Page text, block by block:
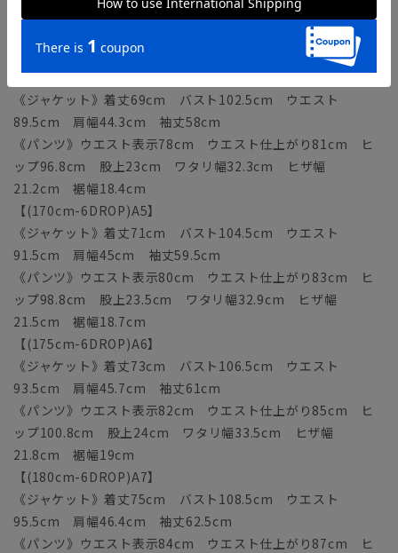
《パンツ》ウエスト表示76cm ウエスト仕上がり79cm ヒ
ップ94.8cm 股上22.5cm ワタリ幅31.7cm ヒザ幅
20.9cm 裾幅18.1cm
【(165cm-6DROP)A4】
《ジャケット》着丈69cm バスト102.5cm ウエスト
89.5cm 肩幅44.3cm 袖丈58cm
《パンツ》ウエスト表示78cm ウエスト仕上がり81cm ヒ
ップ96.8cm 股上23cm ワタリ幅32.3cm ヒザ幅
21.2cm 裾幅18.4cm
【(170cm-6DROP)A5】
《ジャケット》着丈71cm バスト104.5cm ウエスト
91.5cm 肩幅45cm 袖丈59.5cm
《パンツ》ウエスト表示80cm ウエスト仕上がり83cm ヒ
ップ98.8cm 股上23.5cm ワタリ幅32.9cm ヒザ幅
21.5cm 裾幅18.7cm
【(175cm-6DROP)A6】
《ジャケット》着丈73cm バスト106.5cm ウエスト
93.5cm 肩幅45.7cm 袖丈61cm
《パンツ》ウエスト表示82cm ウエスト仕上がり85cm ヒ
ップ100.8cm 股上24cm ワタリ幅33.5cm ヒザ幅
21.8cm 裾幅19cm
【(180cm-6DROP)A7】
《ジャケット》着丈75cm バスト108.5cm ウエスト
95.5cm 肩幅46.4cm 袖丈62.5cm
《パンツ》ウエスト表示84cm ウエスト仕上がり87cm ヒ